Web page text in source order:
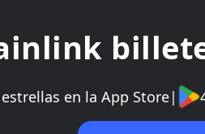
en la App Store|